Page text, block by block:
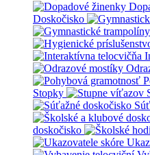
Doskočisko
Stopky
doskočisko